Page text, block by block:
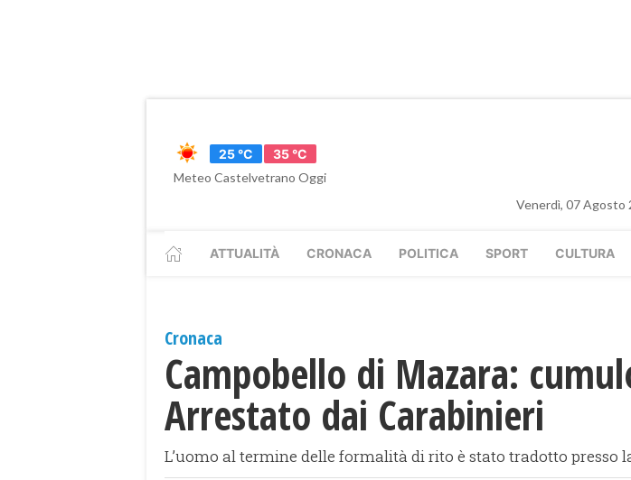
25 °C
35 °C
Meteo Castelvetrano Oggi
Venerdì, 07 Agosto
ATTUALITÀ CRONACA POLITICA SPORT CULTURA
Cronaca
Campobello di Mazara:
Arrestato dai Carabinieri
L’uomo al termine delle formalità di rito è stato tradotto presso